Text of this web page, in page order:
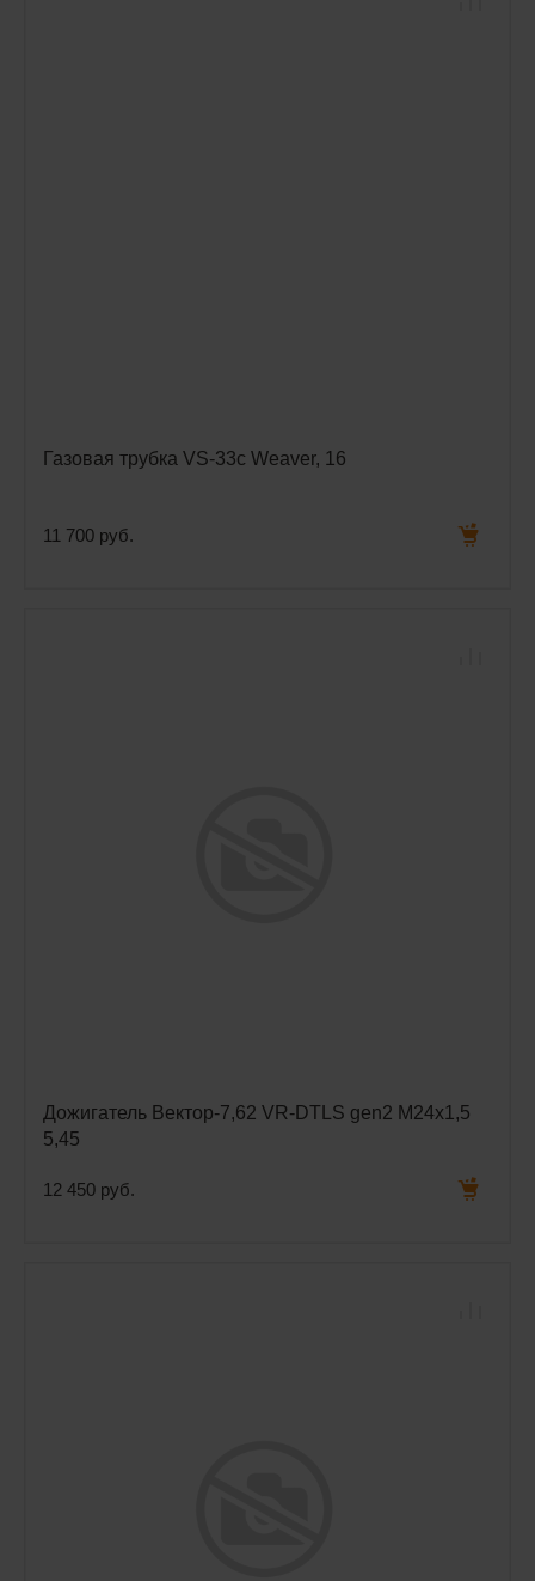
Газовая трубка VS-33c Weaver, 16
11 700 руб.
Дожигатель Вектор-7,62 VR-DTLS gen2 М24х1,5
5,45
12 450 руб.